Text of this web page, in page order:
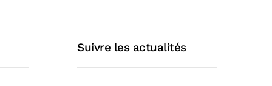
Suivre les actualités